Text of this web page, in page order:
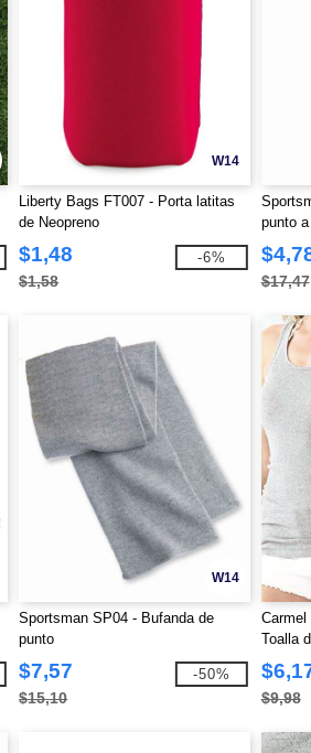
W14
Liberty Bags FT007 - Porta latitas
de Neopreno
$1,48
$1,58
-6%
punto
$17,47
W14
Sportsman SP04 - Bufanda de
punto
$7,57
$15,10
-50%
Carmel
Toalla
Lunares
$9,98